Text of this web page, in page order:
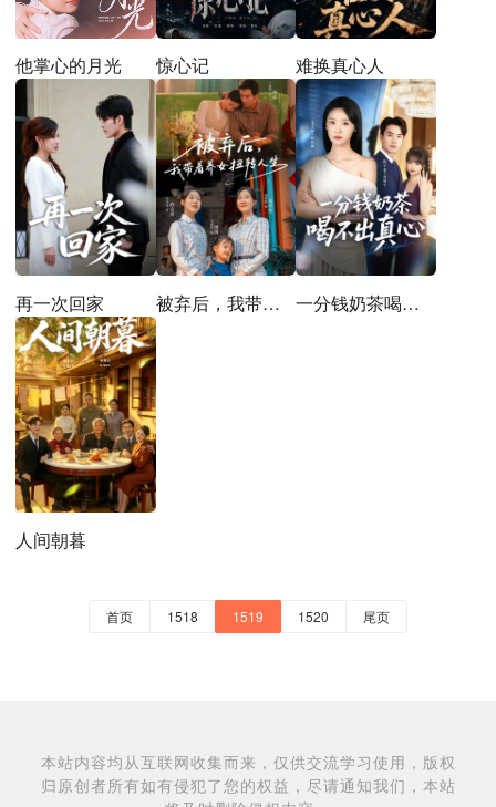
他掌心的月光 惊心记 难换真心人
再一次回家 被弃后，我带着养女扭转人生 一分钱奶茶喝不出真心
人间朝暮
首页 1518 1519 1520 尾页
本站内容均从互联网收集而来，仅供交流学习使用，版权
归原创者所有如有侵犯了您的权益，尽请通知我们，本站